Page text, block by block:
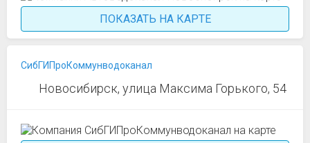
ПОКАЗАТЬ НА КАРТЕ
СибГИПроКоммунводоканал
Новосибирск, улица Максима Горького, 54